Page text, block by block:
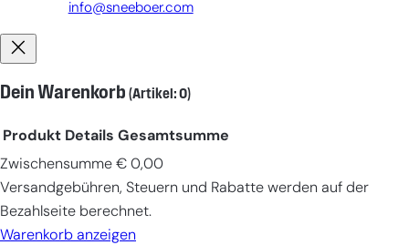
info@sneeboer.com
Dein Warenkorb (Artikel: 0)
Produkte
im
Warenkorb
Produkt Details Gesamtsumme
Zwischensumme € 0,00
Versandgebühren, Steuern und Rabatte werden auf der
Bezahlseite berechnet.
Warenkorb anzeigen